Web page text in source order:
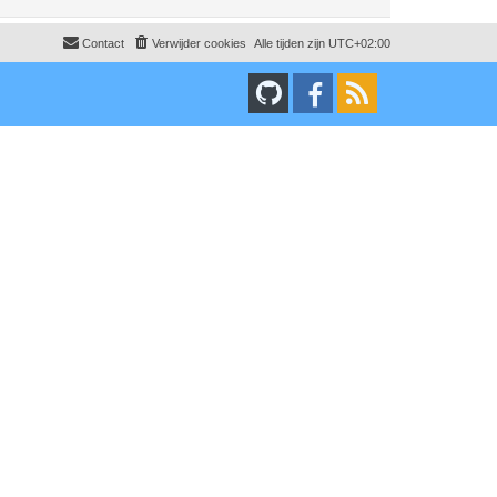
Alle tijden zijn UTC+02:00
Verwijder cookies
Contact